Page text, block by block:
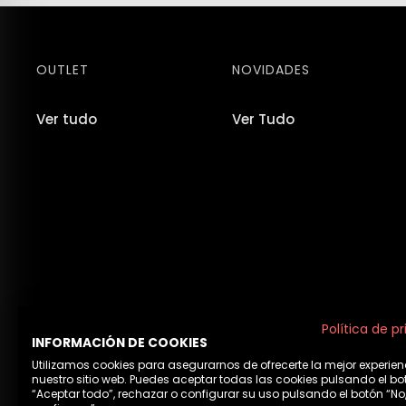
OUTLET
Ver tudo
NOVIDADES
Ver Tudo
Política de
INFORMACIÓN DE COOKIES
Utilizamos cookies para asegurarnos de ofrecerte la mejor
nuestro sitio web. Puedes aceptar todas las cookies pulsando el
“Aceptar todo”, rechazar o configurar su uso pulsando el botón “No,